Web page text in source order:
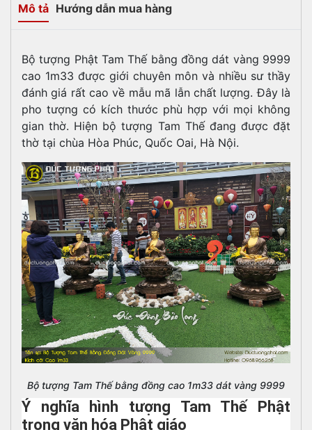
Mô tả Hướng dẫn mua hàng
Bộ tượng Phật Tam Thế bằng đồng dát vàng 9999
cao 1m33 được giới chuyên môn và nhiều sư thầy
đánh giá rất cao về mẫu mã lẫn chất lượng. Đây là
pho tượng có kích thước phù hợp với mọi không
gian thờ. Hiện bộ tượng Tam Thế đang được đặt
thờ tại chùa Hòa Phúc, Quốc Oai, Hà Nội.
Bộ tượng Tam Thế bằng đồng cao 1m33 dát vàng 9999
Ý nghĩa hình tượng Tam Thế Phật
trong văn hóa Phật giáo